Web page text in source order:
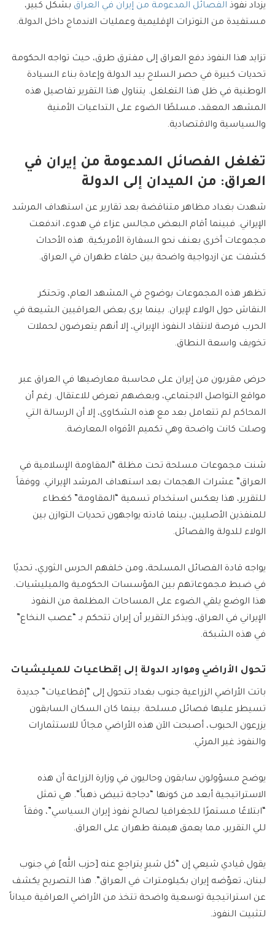
يزداد نفوذ الفصائل المدعومة من إيران في العراق بشكل كبير،
مستفيدة من التوترات الإقليمية وعمليات الاندماج داخل الدولة.
تزايد هذا النفوذ دفع العراق إلى مفترق طرق، حيث تواجه الحكومة
تحديات كبيرة في حصر السلاح بيد الدولة وإعادة بناء السيادة
الوطنية في ظل هذا التغلغل. يتناول هذا التقرير تفاصيل هذه
المشهد المعقد، مسلطًا الضوء على التداعيات الأمنية
والسياسية والاقتصادية.
تغلغل الفصائل المدعومة من إيران في
العراق: من الميدان إلى الدولة
شهدت بغداد مظاهر متناقضة بعد تقارير عن استهداف المرشد
الإيراني. فبينما أقام البعض مجالس عزاء في هدوء، اندفعت
مجموعات أخرى بعنف نحو السفارة الأمريكية. هذه الأحداث
كشفت عن ازدواجية واضحة بين حلفاء طهران في العراق.
تظهر هذه المجموعات بوضوح في المشهد العام، وتحتكر
النقاش حول الولاء لإيران. بينما يرى بعض العراقيين الشيعة في
الحرب فرصة لانتقاد النفوذ الإيراني، إلا أنهم يتعرضون لحملات
تخويف واسعة النطاق.
حرض مقربون من إيران على محاسبة معارضيها في العراق عبر
مواقع التواصل الاجتماعي، وبعضهم تعرض للاعتقال. رغم أن
المحاكم لم تتعامل بعد مع هذه الشكاوى، إلا أن الرسالة التي
وصلت كانت واضحة وهي تكميم الأفواه المعارضة.
شنت مجموعات مسلحة تحت مظلة “المقاومة الإسلامية في
العراق” عشرات الهجمات بعد استهداف المرشد الإيراني. ووفقاً
للتقرير، هذا يعكس استخدام تسمية “المقاومة” كغطاء
للمنفذين الأصليين، بينما قادته يواجهون تحديات التوازن بين
الولاء للدولة والفصائل.
يواجه قادة الفصائل المسلحة، ومن خلفهم الحرس الثوري، تحديًا
في ضبط مجموعاتهم بين المؤسسات الحكومية والميليشيات.
هذا الوضع يلقي الضوء على المساحات المظلمة من النفوذ
الإيراني في العراق، ويذكر التقرير أن إيران تتحكم بـ “عصب النخاع”
في هذه الشبكة.
تحول الأراضي وموارد الدولة إلى إقطاعيات للميليشيات
باتت الأراضي الزراعية جنوب بغداد تتحول إلى “إقطاعيات” جديدة
تسيطر عليها فصائل مسلحة. بينما كان السكان السابقون
يزرعون الحبوب، أصبحت الآن هذه الأراضي مجالًا للاستثمارات
والنفوذ غير المرئي.
يوضح مسؤولون سابقون وحاليون في وزارة الزراعة أن هذه
الاستراتيجية أبعد من كونها “دجاجة تبيض ذهباً”. هي تمثل
“ابتلاعًا مستمرًا للجغرافيا لصالح نفوذ إيران السياسي”، وفقاً
للي التقرير، مما يعمق هيمنة طهران على العراق.
يقول قيادي شيعي إن “كل شبرٍ يتراجع عنه [حزب الله] في جنوب
لبنان، تعوّضه إيران بكيلومترات في العراق”. هذا التصريح يكشف
عن استراتيجية توسعية واضحة تتخذ من الأراضي العراقية ميداناً
لتثبيت النفوذ.